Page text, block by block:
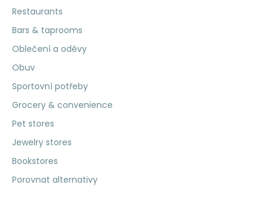
Restaurants
Bars & taprooms
Oblečení a oděvy
Obuv
Sportovní potřeby
Grocery & convenience
Pet stores
Jewelry stores
Bookstores
Porovnat alternativy